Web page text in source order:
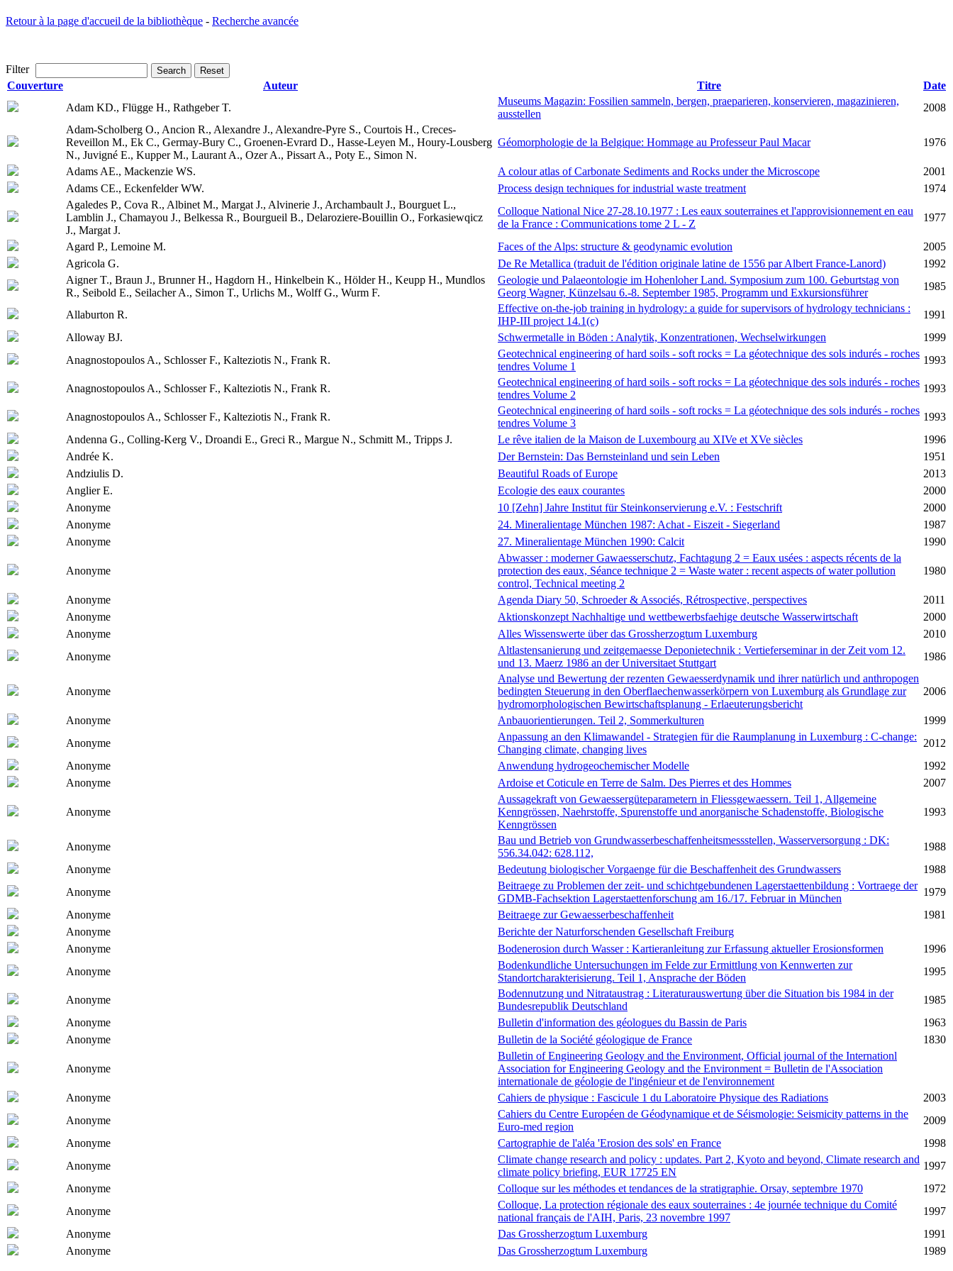
Retour à la page d'accueil de la bibliothèque - Recherche avancée
Filter Search Reset
Couverture Auteur Titre
Date
Adam KD., Flügge H., Rathgeber T.
Museums Magazin: Fossilien sammeln, bergen, praeparieren, konservieren, magazinieren,
ausstellen
2008
Adam-Scholberg O., Ancion R., Alexandre J., Alexandre-Pyre S., Courtois H., Creces-
Reveillon M., Ek C., Germay-Bury C., Groenen-Evrard D., Hasse-Leyen M., Houry-Lousberg
N., Juvigné E., Kupper M., Laurant A., Ozer A., Pissart A., Poty E., Simon N.
Géomorphologie de la Belgique: Hommage au Professeur Paul Macar 1976
Adams AE., Mackenzie WS. A colour atlas of Carbonate Sediments and Rocks under the Microscope
2001
Adams CE., Eckenfelder WW.
Process design techniques for industrial waste treatment
1974
Agaledes P., Cova R., Albinet M., Margat J., Alvinerie J., Archambault J., Bourguet L.,
Lamblin J., Chamayou J., Belkessa R., Bourgueil B., Delaroziere-Bouillin O., Forkasiewqicz
J., Margat J.
Colloque National Nice 27-28.10.1977 : Les eaux souterraines et l'approvisionnement en eau
de la France : Communications tome 2 L - Z
1977
Agard P., Lemoine M. Faces of the Alps: structure & geodynamic evolution
2005
Agricola G.
De Re Metallica (traduit de l'édition originale latine de 1556 par Albert France-Lanord)
1992
Aigner T., Braun J., Brunner H., Hagdorn H., Hinkelbein K., Hölder H., Keupp H., Mundlos
R., Seibold E., Seilacher A., Simon T., Urlichs M., Wolff G., Wurm F.
Geologie und Palaeontologie im Hohenloher Land. Symposium zum 100. Geburtstag von
Georg Wagner, Künzelsau 6.-8. September 1985, Programm und Exkursionsführer
1985
Allaburton R.
Effective on-the-job training in hydrology: a guide for supervisors of hydrology technicians :
IHP-III project 14.1(c)
1991
Alloway BJ.
Schwermetalle in Böden : Analytik, Konzentrationen, Wechselwirkungen
1999
Anagnostopoulos A., Schlosser F., Kalteziotis N., Frank R.
Geotechnical engineering of hard soils - soft rocks = La géotechnique des sols indurés - roches
tendres Volume 1
1993
Anagnostopoulos A., Schlosser F., Kalteziotis N., Frank R.
Geotechnical engineering of hard soils - soft rocks = La géotechnique des sols indurés - roches
tendres Volume 2
1993
Anagnostopoulos A., Schlosser F., Kalteziotis N., Frank R.
Geotechnical engineering of hard soils - soft rocks = La géotechnique des sols indurés - roches
tendres Volume 3
1993
Andenna G., Colling-Kerg V., Droandi E., Greci R., Margue N., Schmitt M., Tripps J.
Le rêve italien de la Maison de Luxembourg au XIVe et XVe siècles
1996
Andrée K.
Der Bernstein: Das Bernsteinland und sein Leben
1951
Andziulis D.
Beautiful Roads of Europe
2013
Anglier E.
Ecologie des eaux courantes
2000
Anonyme
10 [Zehn] Jahre Institut für Steinkonservierung e.V. : Festschrift
2000
Anonyme
24. Mineralientage München 1987: Achat - Eiszeit - Siegerland
1987
Anonyme
27. Mineralientage München 1990: Calcit 1990
Anonyme
Abwasser : moderner Gawaesserschutz, Fachtagung 2 = Eaux usées : aspects récents de la
protection des eaux, Séance technique 2 = Waste water : recent aspects of water pollution
control, Technical meeting 2
1980
Anonyme Agenda Diary 50, Schroeder & Associés, Rétrospective, perspectives
2011
Anonyme
Aktionskonzept Nachhaltige und wettbewerbsfaehige deutsche Wasserwirtschaft
2000
Anonyme
Alles Wissenswerte über das Grossherzogtum Luxemburg
2010
Anonyme
Altlastensanierung und zeitgemaesse Deponietechnik : Vertieferseminar in der Zeit vom 12.
und 13. Maerz 1986 an der Universitaet Stuttgart
1986
Anonyme
Analyse und Bewertung der rezenten Gewaesserdynamik und ihrer natürlich und anthropogen
bedingten Steuerung in den Oberflaechenwasserkörpern von Luxemburg als Grundlage zur
hydromorphologischen Bewirtschaftsplanung - Erlaeuterungsbericht
2006
Anonyme Anbauorientierungen. Teil 2, Sommerkulturen
1999
Anonyme
Anpassung an den Klimawandel - Strategien für die Raumplanung in Luxemburg : C-change:
Changing climate, changing lives
2012
Anonyme
Anwendung hydrogeochemischer Modelle
1992
Anonyme
Ardoise et Coticule en Terre de Salm. Des Pierres et des Hommes 2007
Anonyme
Aussagekraft von Gewaessergüteparametern in Fliessgewaessern. Teil 1, Allgemeine
Kenngrössen, Naehrstoffe, Spurenstoffe und anorganische Schadenstoffe, Biologische
Kenngrössen
1993
Anonyme
Bau und Betrieb von Grundwasserbeschaffenheitsmessstellen, Wasserversorgung : DK:
556.34.042: 628.112,
1988
Anonyme
Bedeutung biologischer Vorgaenge für die Beschaffenheit des Grundwassers
1988
Anonyme
Beitraege zu Problemen der zeit- und schichtgebundenen Lagerstaettenbildung : Vortraege der
GDMB-Fachsektion Lagerstaettenforschung am 16./17. Februar in München
1979
Anonyme
Beitraege zur Gewaesserbeschaffenheit
1981
Anonyme
Berichte der Naturforschenden Gesellschaft Freiburg
Anonyme
Bodenerosion durch Wasser : Kartieranleitung zur Erfassung aktueller Erosionsformen
1996
Anonyme
Bodenkundliche Untersuchungen im Felde zur Ermittlung von Kennwerten zur
Standortcharakterisierung. Teil 1, Ansprache der Böden
1995
Anonyme
Bodennutzung und Nitrataustrag : Literaturauswertung über die Situation bis 1984 in der
Bundesrepublik Deutschland
1985
Anonyme
Bulletin d'information des géologues du Bassin de Paris
1963
Anonyme
Bulletin de la Société géologique de France 1830
Anonyme
Bulletin of Engineering Geology and the Environment, Official journal of the Internationl
Association for Engineering Geology and the Environment = Bulletin de l'Association
internationale de géologie de l'ingénieur et de l'environnement
Anonyme
Cahiers de physique : Fascicule 1 du Laboratoire Physique des Radiations
2003
Anonyme
Cahiers du Centre Européen de Géodynamique et de Séismologie: Seismicity patterns in the
Euro-med region
2009
Anonyme
Cartographie de l'aléa 'Erosion des sols' en France
1998
Anonyme
Climate change research and policy : updates. Part 2, Kyoto and beyond, Climate research and
climate policy briefing, EUR 17725 EN
1997
Anonyme
Colloque sur les méthodes et tendances de la stratigraphie. Orsay, septembre 1970
1972
Anonyme
Colloque, La protection régionale des eaux souterraines : 4e journée technique du Comité
national français de l'AIH, Paris, 23 novembre 1997
1997
Anonyme
Das Grossherzogtum Luxemburg
1991
Anonyme
Das Grossherzogtum Luxemburg 1989